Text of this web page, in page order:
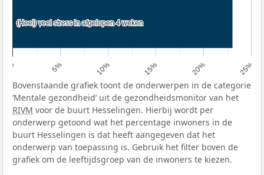
0% 5% 10% 15% 20% 25%
(Heel) veel stress in afgelopen 4 weken
(Heel) veel stress in afgelopen 4 weken
Bovenstaande grafiek toont de onderwerpen in de categorie
‘Mentale gezondheid’ uit de gezondheidsmonitor van het
RIVM voor de buurt Hesselingen. Hierbij wordt per
onderwerp getoond wat het percentage inwoners in de
buurt Hesselingen is dat heeft aangegeven dat het
onderwerp van toepassing is. Gebruik het filter boven de
grafiek om de leeftijdsgroep van de inwoners te kiezen.